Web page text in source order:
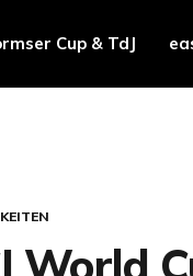
Cup & TdJ
World